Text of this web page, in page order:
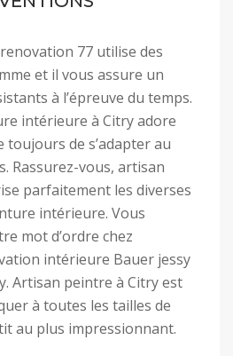
77 utilise des
et il vous assure un
à l’épreuve du temps.
intérieure à Citry adore
toujours de s’adapter au
Rassurez-vous, artisan
parfaitement les diverses
intérieure. Vous
mot d’ordre chez
intérieure Bauer jessy
Artisan peintre à Citry est
à toutes les tailles de
au plus impressionnant.